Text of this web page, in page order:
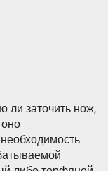
ли заточить нож,